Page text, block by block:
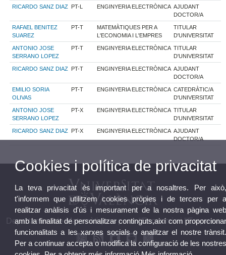
RICARDO SANZ DIAZ PT-L ENGINYERIA ELECTRÒNICA AJUDANT
DOCTOR/A
RAFAEL BENITEZ
SUAREZ
PT-T
MATEMÀTIQUES PER A
L'ECONOMIA I L'EMPRES
TITULAR
D'UNIVERSITAT
ANTONIO JOSE
SERRANO LOPEZ
PT-T ENGINYERIA ELECTRÒNICA TITULAR
D'UNIVERSITAT
RICARDO SANZ DIAZ PT-T ENGINYERIA ELECTRÒNICA AJUDANT
DOCTOR/A
EMILIO SORIA
OLIVAS
PT-T ENGINYERIA ELECTRÒNICA CATEDRÀTIC/A
D'UNIVERSITAT
ANTONIO JOSE
SERRANO LOPEZ
PT-X ENGINYERIA ELECTRÒNICA TITULAR
D'UNIVERSITAT
RICARDO SANZ DIAZ PT-X ENGINYERIA ELECTRÒNICA AJUDANT
DOCTOR/A
Departament de Matemàtiques per a l'Economia i l'Empresa
Cookies i política de privacitat
La teva privacitat és important per a nosaltres. Per
t'informem que utilitzem cookies pròpies i de tercers per
realitzar anàlisis d'ús i mesurament de la nostra pàgina
amb la finalitat de personalitzar continguts,així com
funcionalitats a les xarxes socials o analitzar el nostre
Per a continuar accepta o modifica la configuració de les